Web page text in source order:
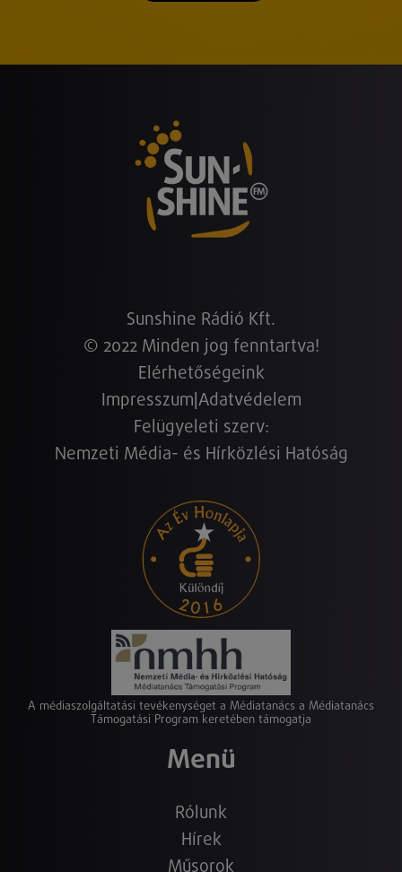
Sunshine Rádió Kft.
© 2022 Minden jog fenntartva!
Elérhetőségeink
Impresszum Adatvédelem
Felügyeleti szerv:
Nemzeti Média- és Hírközlési Hatóság
A médiaszolgáltatási tevékenységet a Médiatanács a Médiatanács
Támogatási Program keretében támogatja
Menü
Rólunk
Hírek
Műsorok